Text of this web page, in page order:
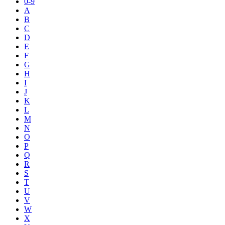
A
B
C
D
E
F
G
H
I
J
K
L
M
N
O
P
Q
R
S
T
U
V
W
X